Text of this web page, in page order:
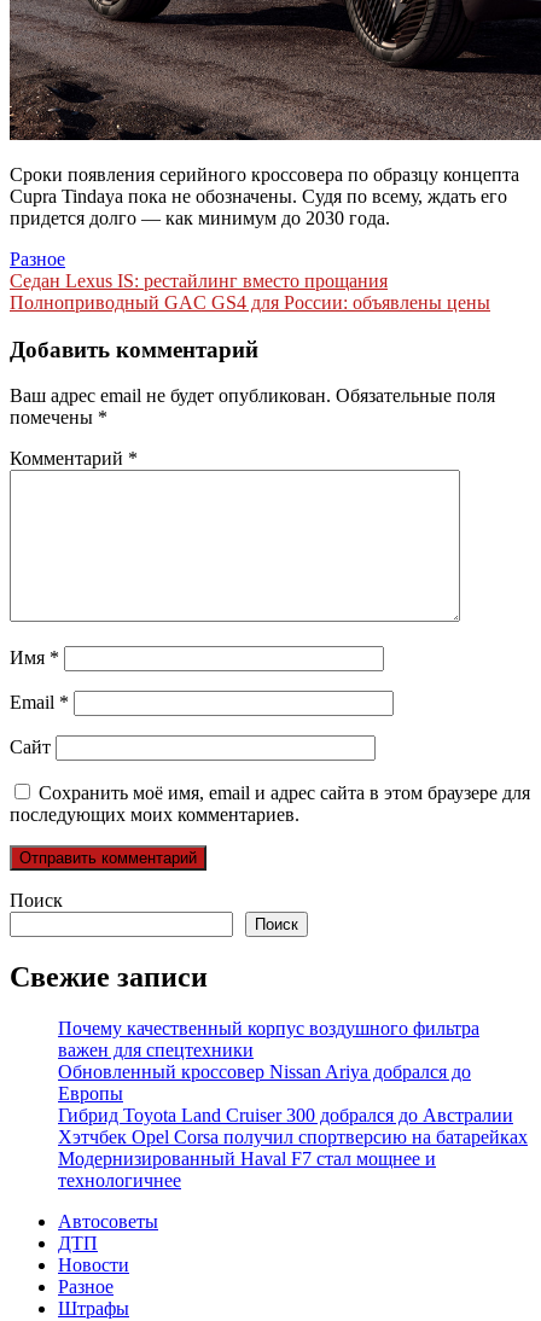
Сроки появления серийного кроссовера по образцу концепта
Cupra Tindaya пока не обозначены. Судя по всему, ждать его
придется долго — как минимум до 2030 года.
Разное
Навигация
по
записям
Седан Lexus IS: рестайлинг вместо прощания
Полноприводный GAC GS4 для России: объявлены цены
Добавить комментарий
Ваш адрес email не будет опубликован. Обязательные поля
помечены *
Комментарий *
Имя *
Email *
Сайт
Сохранить моё имя, email и адрес сайта в этом браузере для
последующих моих комментариев.
Поиск
Поиск
Свежие записи
Почему качественный корпус воздушного фильтра
важен для спецтехники
Обновленный кроссовер Nissan Ariya добрался до
Европы
Гибрид Toyota Land Cruiser 300 добрался до Австралии
Хэтчбек Opel Corsa получил спортверсию на батарейках
Модернизированный Haval F7 стал мощнее и
технологичнее
Автосоветы
ДТП
Новости
Разное
Штрафы